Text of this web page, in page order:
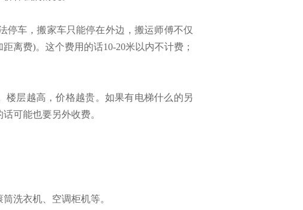
停车，搬家车只能停在外边，搬运师傅不仅
离费)。这个费用的话10-20米以内不计费；
楼层越高，价格越贵。如果有电梯什么的另
可能也要另外收费。
洗衣机、空调柜机等。